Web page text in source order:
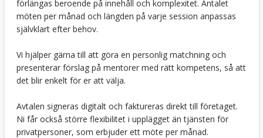
förlängas beroende på innehåll och komplexitet. Antalet
möten per månad och längden på varje session anpassas
självklart efter behov.
Vi hjälper gärna till att göra en personlig matchning och
presenterar förslag på mentorer med rätt kompetens, så att
det blir enkelt för er att välja.
Avtalen signeras digitalt och faktureras direkt till företaget.
Ni får också större flexibilitet i upplägget än tjänsten för
privatpersoner, som erbjuder ett möte per månad.